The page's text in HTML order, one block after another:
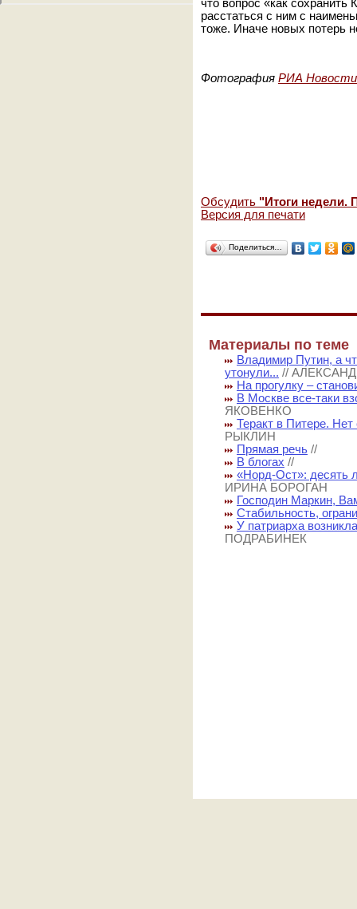
что вопрос «как сохранить
расстаться с ним с
тоже. Иначе новых потерь
Фотография РИА Новости
Обсудить "Итоги недели.
Версия для печати
Поделиться…
Материалы по теме
Владимир Путин, а
утонули... //
На прогулку –
В Москве все-таки
ЯКОВЕНКО
Теракт в Питере.
РЫКЛИН
Прямая речь //
В блогах //
«Норд-Ост»: десять
ИРИНА БОРОГАН
Господин Маркин,
Стабильность,
У патриарха
ПОДРАБИНЕК